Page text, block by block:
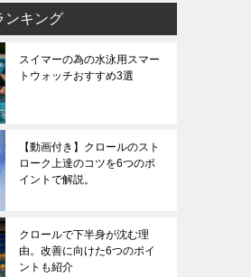
ンキング
スイマーの為の水泳用スマー
トウォッチおすすめ3選
【動画付き】クロールのスト
ローク上達のコツを6つのポ
イントで解説。
クロールで下半身が沈む理
由。改善に向けた6つのポイ
ントも紹介